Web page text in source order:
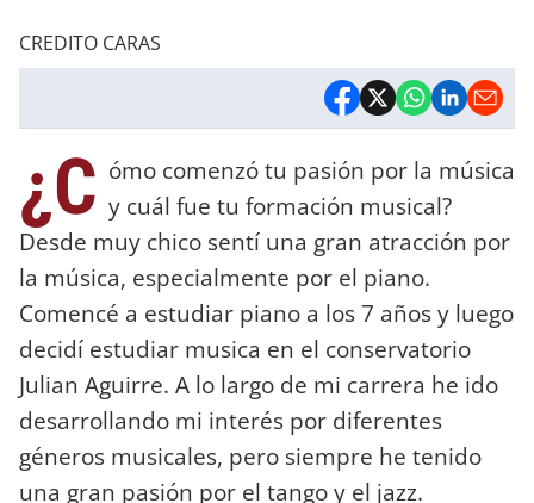
CREDITO CARAS
¿C ómo comenzó tu pasión por la música
y cuál fue tu formación musical?
Desde muy chico sentí una gran atracción por
la música, especialmente por el piano.
Comencé a estudiar piano a los 7 años y luego
decidí estudiar musica en el conservatorio
Julian Aguirre. A lo largo de mi carrera he ido
desarrollando mi interés por diferentes
géneros musicales, pero siempre he tenido
una gran pasión por el tango y el jazz.